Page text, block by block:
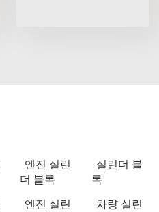
엔진 실린
더 블록
실린더 블
록
엔진 실린
차량 실린